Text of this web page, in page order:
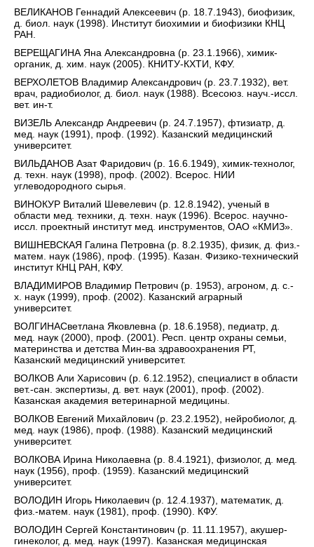
ВЕЛИКАНОВ Геннадий Алексеевич (р. 18.7.1943), биофизик,
д. биол. наук (1998). Институт биохимии и биофизики КНЦ
РАН.
ВЕРЕЩАГИНА Яна Александровна (р. 23.1.1966), химик-
органик, д. хим. наук (2005). КНИТУ-КХТИ, КФУ.
ВЕРХОЛЕТОВ Владимир Александрович (р. 23.7.1932), вет.
врач, радиобиолог, д. биол. наук (1988). Всесоюз. науч.-иссл.
вет. ин-т.
ВИЗЕЛЬ Александр Андреевич (р. 24.7.1957), фтизиатр, д.
мед. наук (1991), проф. (1992). Казанский медицинский
университет.
ВИЛЬДАНОВ Азат Фаридович (р. 16.6.1949), химик-технолог,
д. техн. наук (1998), проф. (2002). Всерос. НИИ
углеводородного сырья.
ВИНОКУР Виталий Шевелевич (р. 12.8.1942), ученый в
области мед. техники, д. техн. наук (1996). Всерос. научно-
иссл. проектный институт мед. инструментов, ОАО «КМИЗ».
ВИШНЕВСКАЯ Галина Петровна (р. 8.2.1935), физик, д. физ.-
матем. наук (1986), проф. (1995). Казан. Физико-технический
институт КНЦ РАН, КФУ.
ВЛАДИМИРОВ Владимир Петрович (р. 1953), агроном, д. с.-
х. наук (1999), проф. (2002). Казанский аграрный
университет.
ВОЛГИНАСветлана Яковлевна (р. 18.6.1958), педиатр, д.
мед. наук (2000), проф. (2001). Респ. центр охраны семьи,
материнства и детства Мин-ва здравоохранения РТ,
Казанский медицинский университет.
ВОЛКОВ Али Харисович (р. 6.12.1952), специалист в области
вет.-сан. экспертизы, д. вет. наук (2001), проф. (2002).
Казанская академия ветеринарной медицины.
ВОЛКОВ Евгений Михайлович (р. 23.2.1952), нейробиолог, д.
мед. наук (1986), проф. (1988). Казанский медицинский
университет.
ВОЛКОВА Ирина Николаевна (р. 8.4.1921), физиолог, д. мед.
наук (1956), проф. (1959). Казанский медицинский
университет.
ВОЛОДИН Игорь Николаевич (р. 12.4.1937), математик, д.
физ.-матем. наук (1981), проф. (1990). КФУ.
ВОЛОДИН Сергей Константинович (р. 11.11.1957), акушер-
гинеколог, д. мед. наук (1997). Казанская медицинская